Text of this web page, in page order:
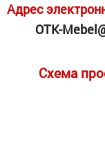
Адрес
OTK-
Схема